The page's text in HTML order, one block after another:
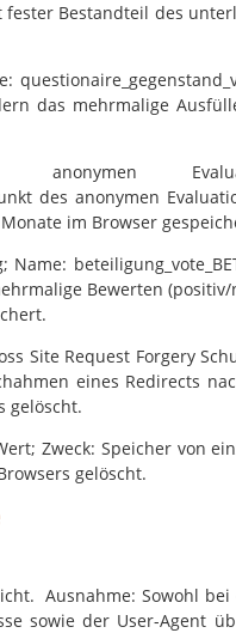
Bestandteil des
das mehrmalige
des anonymen
im Browser
Bewerten
Site Request Forgery
eines Redirects
gelöscht.
Zweck: Speicher von
gelöscht.
Ausnahme: Sowohl
sowie der User-Agent